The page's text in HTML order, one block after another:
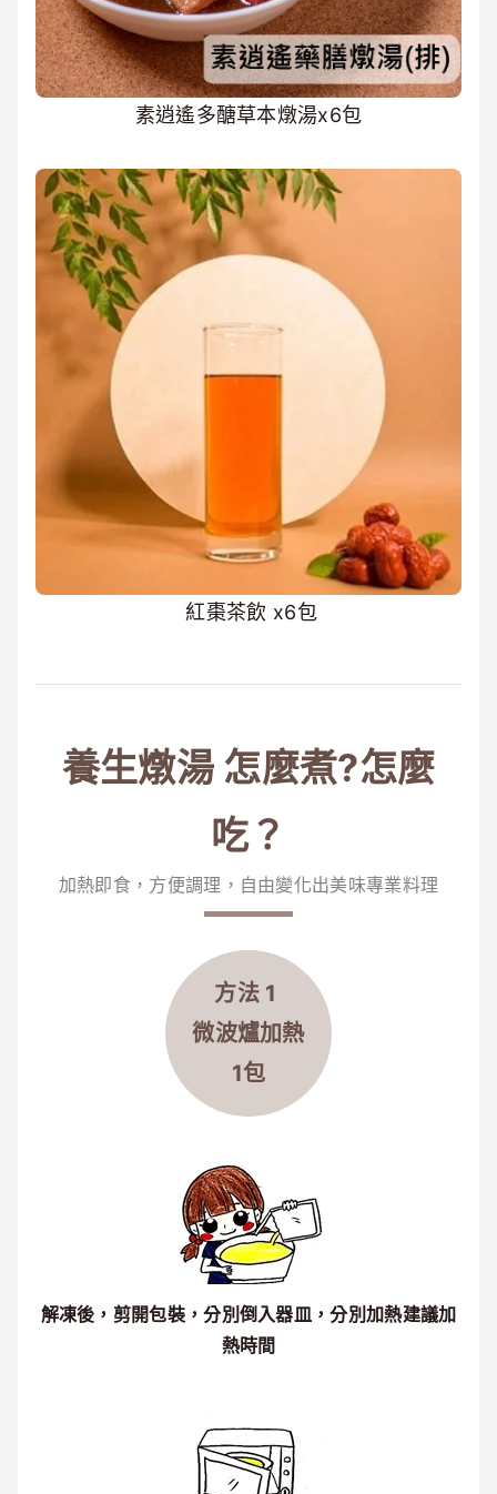
素逍遙多醣草本燉湯x6包
紅棗茶飲 x6包
養生燉湯 怎麼煮?怎麼
吃？
加熱即食，方便調理，自由變化出美味專業料理
方法 1
微波爐加熱
1包
解凍後，剪開包裝，分別倒入器皿，分別加熱建議加
熱時間